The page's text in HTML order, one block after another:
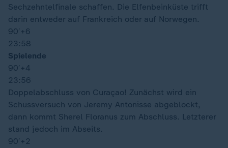
Sechzehntelfinale schaffen. Die Elfenbeinküste trifft
darin entweder auf Frankreich oder auf Norwegen.
90′ +6
23:58
Spielende
90′ +4
23:56
Doppelabschluss von Curaçao! Zunächst wird ein
Schussversuch von Jeremy Antonisse abgeblockt,
dann kommt Sherel Floranus zum Abschluss. Letzterer
stand jedoch im Abseits.
90′ +2